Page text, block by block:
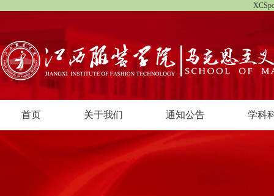
首页 关于我们 通知公告 学科